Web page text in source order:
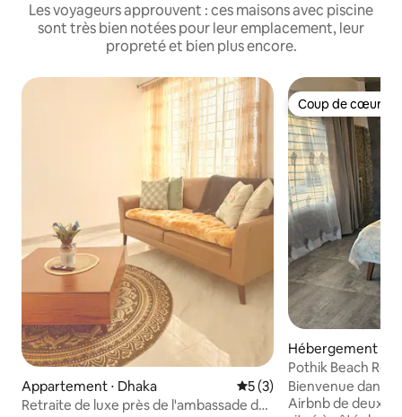
Les voyageurs approuvent : ces maisons avec piscine
sont très bien notées pour leur emplacement, leur
propreté et bien plus encore.
Appartement ⋅ Dhaka Évaluation moyenne sur
5 (3)
Retraite de luxe près de l'ambassade des
Coup de cœur
Coup de cœur
Hébergement ⋅
rict
Pothik Beach
Bienvenue dans
Airbnb de deux